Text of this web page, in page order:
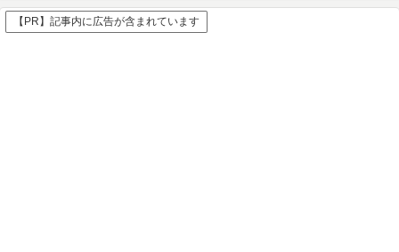
【PR】記事内に広告が含まれています